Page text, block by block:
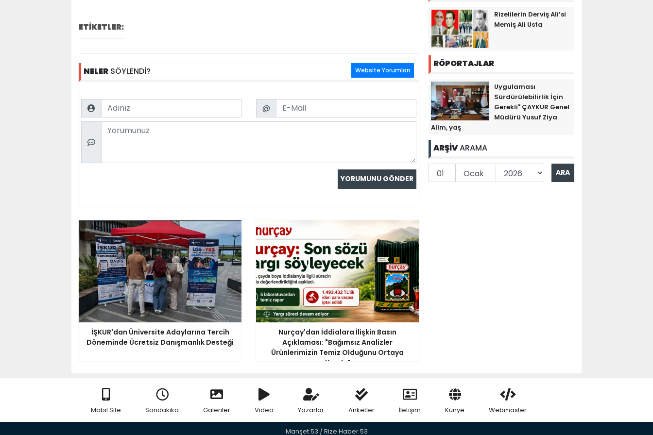
ETİKETLER:
NELER SÖYLENDİ? Website Yorumları
Name Email
@
Comment
İŞKUR'dan Üniversite Adaylarına Tercih
Döneminde Ücretsiz Danışmanlık Desteği
Nurçay'dan İddialara İlişkin Basın
Açıklaması: "Bağımsız Analizler
Ürünlerimizin Temiz Olduğunu Ortaya
Koydu"
Rizelilerin Derviş Ali’si
Memiş Ali Usta
RÖPORTAJLAR
Uygulaması
Sürdürülebilirlik İçin
Gerekli" ÇAYKUR Genel
Müdürü Yusuf Ziya
Alim, yaş
ARŞİVARAMA
Mobil Site Sondakika Galeriler Video Yazarlar Anketler İletişim Künye Webmaster
Manşet 53 / Rize Haber 53